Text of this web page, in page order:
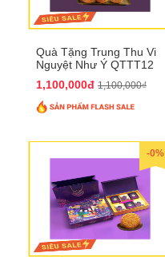
Quà Tặng Trung Thu Vi
Nguyệt Như Ý QTTT12
1,100,000đ 1,100,000₫
-0%